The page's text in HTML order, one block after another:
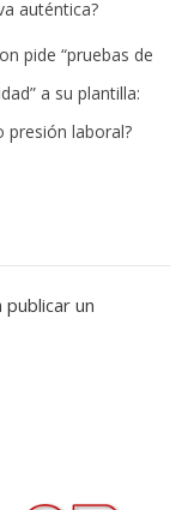
auténtica?
pide “pruebas de
a su plantilla:
presión laboral?
publicar un